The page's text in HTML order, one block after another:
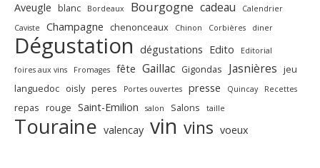
Aveugle blanc Bordeaux Bourgogne cadeau
Calendrier
Caviste
Champagne chenonceaux Chinon Corbières diner
Dégustation dégustations Edito
Editorial
foires aux vins
Fromages fête Gaillac Gigondas Jasnières jeu
languedoc oisly peres Portes ouvertes presse Quincay Recettes
repas rouge Saint-Emilion salon Salons taille
Touraine valencay vin vins voeux